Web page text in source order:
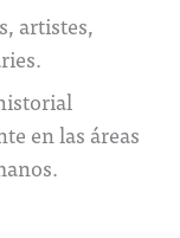
artistes,
en las áreas